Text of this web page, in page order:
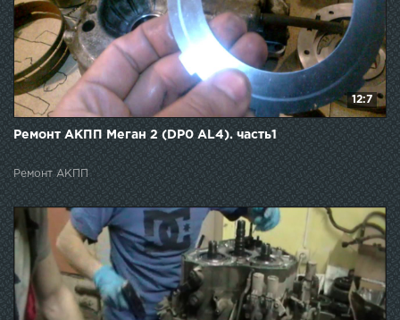
12:7
Ремонт АКПП Меган 2 (DP0 AL4). часть1
Ремонт АКПП